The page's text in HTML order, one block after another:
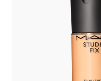
NC37NW18